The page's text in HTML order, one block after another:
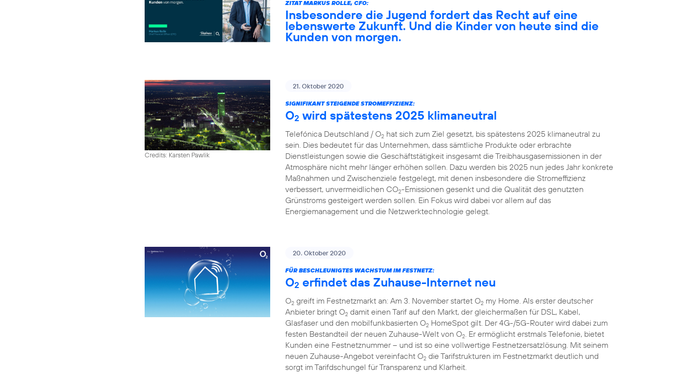
ZITAT MARKUS ROLLE, CFO:
Insbesondere die Jugend fordert das Recht auf eine
lebenswerte Zukunft. Und die Kinder von heute sind die
Kunden von morgen.
Credits: Karsten Pawlik
21. Oktober 2020
SIGNIFIKANT STEIGENDE STROMEFFIZIENZ:
O2 wird spätestens 2025 klimaneutral
Telefónica Deutschland / O2 hat sich zum Ziel gesetzt, bis spätestens 2025 klimaneutral zu
sein. Dies bedeutet für das Unternehmen, dass sämtliche Produkte oder erbrachte
Dienstleistungen sowie die Geschäftstätigkeit insgesamt die Treibhausgasemissionen in der
Atmosphäre nicht mehr länger erhöhen sollen. Dazu werden bis 2025 nun jedes Jahr konkrete
Maßnahmen und Zwischenziele festgelegt, mit denen insbesondere die Stromeffizienz
verbessert, unvermeidlichen CO2-Emissionen gesenkt und die Qualität des genutzten
Grünstroms gesteigert werden sollen. Ein Fokus wird dabei vor allem auf das
Energiemanagement und die Netzwerktechnologie gelegt.
20. Oktober 2020
FÜR BESCHLEUNIGTES WACHSTUM IM FESTNETZ:
O2 erfindet das Zuhause-Internet neu
O2 greift im Festnetzmarkt an: Am 3. November startet O2 my Home. Als erster deutscher
Anbieter bringt O2 damit einen Tarif auf den Markt, der gleichermaßen für DSL, Kabel,
Glasfaser und den mobilfunkbasierten O2 HomeSpot gilt. Der 4G-/5G-Router wird dabei zum
festen Bestandteil der neuen Zuhause-Welt von O2 . Er ermöglicht erstmals Telefonie, bietet
Kunden eine Festnetznummer – und ist so eine vollwertige Festnetzersatzlösung. Mit seinem
neuen Zuhause-Angebot vereinfacht O2 die Tarifstrukturen im Festnetzmarkt deutlich und
sorgt im Tarifdschungel für Transparenz und Klarheit.